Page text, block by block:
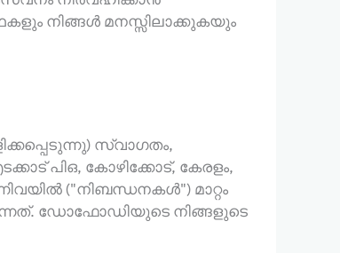
നിങ്ങൾ മനസ്സിലാക്കുകയും
സ്വാഗതം,
പി‌ഒ, കോഴിക്കോട്, കേരളം,
("നിബന്ധനകൾ") മാറ്റം
ഡോഫോഡിയുടെ നിങ്ങളുടെ